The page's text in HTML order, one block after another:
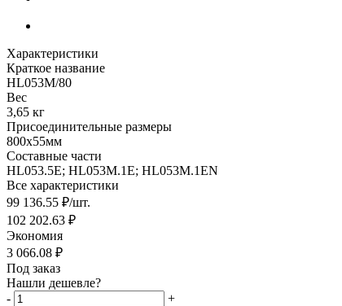
Характеристики
Краткое название
HL053M/80
Вес
3,65 кг
Присоединительные размеры
800x55мм
Составные части
HL053.5E; HL053M.1E; HL053M.1EN
Все характеристики
99 136.55 ₽/шт.
102 202.63 ₽
Экономия
3 066.08 ₽
Под заказ
Нашли дешевле?
-
+